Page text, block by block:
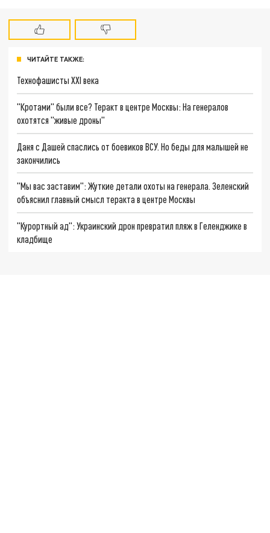
ЧИТАЙТЕ ТАКЖЕ:
Технофашисты XXI века
"Кротами" были все? Теракт в центре Москвы: На генералов
охотятся "живые дроны"
Даня с Дашей спаслись от боевиков ВСУ. Но беды для малышей не
закончились
"Мы вас заставим": Жуткие детали охоты на генерала. Зеленский
объяснил главный смысл теракта в центре Москвы
"Курортный ад": Украинский дрон превратил пляж в Геленджике в
кладбище